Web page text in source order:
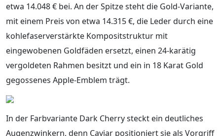
etwa 14.048 € bei. An der Spitze steht die Gold-Variante,
mit einem Preis von etwa 14.315 €, die Leder durch eine
kohlefaserverstärkte Kompositstruktur mit
eingewobenen Goldfäden ersetzt, einen 24-karätig
vergoldeten Rahmen besitzt und ein in 18 Karat Gold
gegossenes Apple-Emblem trägt.
In der Farbvariante Dark Cherry steckt ein deutliches
Augenzwinkern, denn Caviar positioniert sie als Vorgriff